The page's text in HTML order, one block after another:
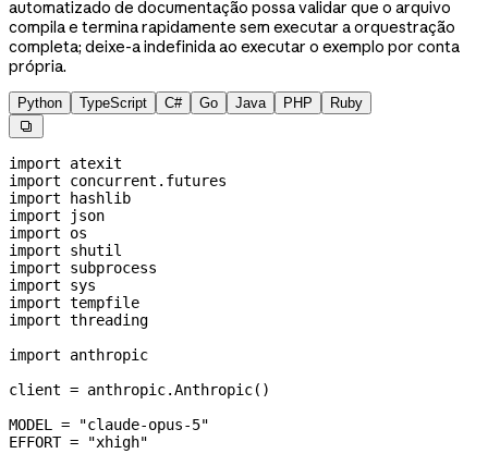
automatizado de documentação possa validar que o arquivo
compila e termina rapidamente sem executar a orquestração
completa; deixe-a indefinida ao executar o exemplo por conta
própria.
Python TypeScript C# Go Java PHP Ruby

import atexit
import concurrent.futures
import hashlib
import json
import os
import shutil
import subprocess
import sys
import tempfile
import threading
import anthropic
client = anthropic.Anthropic()
MODEL
= "claude-opus-5"
EFFORT = "xhigh"